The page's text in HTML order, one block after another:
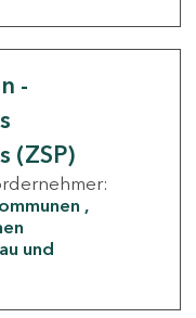
-
(ZSP)
und